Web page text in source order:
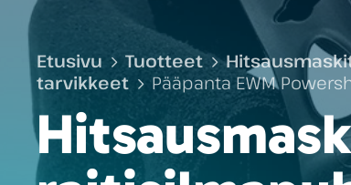
Etusivu Tuotteet
tarvikkeet
Pääpanta EWM